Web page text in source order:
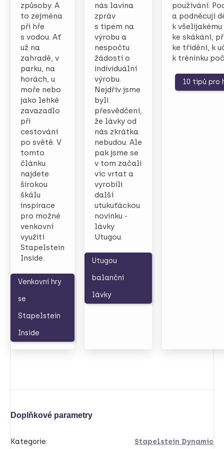
způsoby. A
to zejména
při hře
s vodou. Ať
už na
zahradě, v
parku, na
horách, u
moře nebo
jako lehké
zavazadlo
při
cestování
po světě. V
tomto
článku
najdete
širokou
škálu
inspirace
pro možné
venkovní
využití
Stapelstein
Inside.
Venkovní hry
se
Stapelstein
Inside
nás lavina
zpráv
s tipem na
výrobu a
nespočtu
žádostí o
individuální
výrobu.
Nejdřív jsme
byli
přesvědčení,
že lávky od
nás zkrátka
nebudou. Ale
pak jsme se
v tom začali
víc vrtat a
vyrobili
další
utukuťáckou
novinku -
lávky
Utugou.
Utugou
balanční
lávky
používání.
a podněcují
k
ke skákání,
ke třídění, k
k tréninku
10 tipů pro
Doplňkové parametry
Kategorie: Stapelstein Dynamic